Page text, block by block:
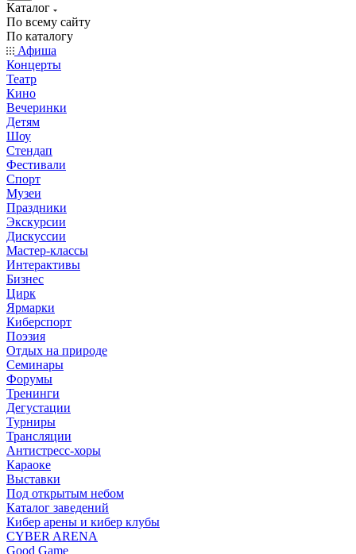
Каталог
По всему сайту
По каталогу
Афиша
Концерты
Театр
Кино
Вечеринки
Детям
Шоу
Стендап
Фестивали
Спорт
Музеи
Праздники
Экскурсии
Дискуссии
Мастер-классы
Интерактивы
Бизнес
Цирк
Ярмарки
Киберспорт
Поэзия
Отдых на природе
Семинары
Форумы
Тренинги
Дегустации
Турниры
Трансляции
Антистресс-хоры
Караоке
Выставки
Под открытым небом
Каталог заведений
Кибер арены и кибер клубы
CYBER ARENA
Good Game